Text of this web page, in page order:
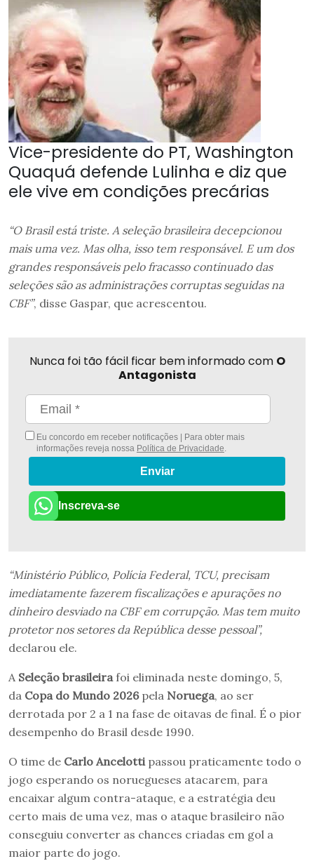
Vice-presidente do PT, Washington
Quaquá defende Lulinha e diz que
ele vive em condições precárias
“O Brasil está triste. A seleção brasileira decepcionou
mais uma vez. Mas olha, isso tem responsável. E um dos
grandes responsáveis pelo fracasso continuado das
seleções são as administrações corruptas seguidas na
CBF”, disse Gaspar, que acrescentou.
Nunca foi tão fácil ficar bem informado com O
Antagonista
Eu concordo em receber notificações | Para obter mais
informações reveja nossa Política de Privacidade.
Enviar
Inscreva-se
“Ministério Público, Polícia Federal, TCU, precisam
imediatamente fazerem fiscalizações e apurações no
dinheiro desviado na CBF em corrupção. Mas tem muito
protetor nos setores da República desse pessoal”,
declarou ele.
A Seleção brasileira foi eliminada neste domingo, 5,
da Copa do Mundo 2026pela Noruega, ao ser
derrotada por 2 a 1 na fase de oitavas de final. É o pior
desempenho do Brasil desde 1990.
O time de Carlo Ancelotti passou praticamente todo o
jogo esperando os noruegueses atacarem, para
encaixar algum contra-ataque, e a estratégia deu
certo mais de uma vez, mas o ataque brasileiro não
conseguiu converter as chances criadas em gol a
maior parte do jogo.